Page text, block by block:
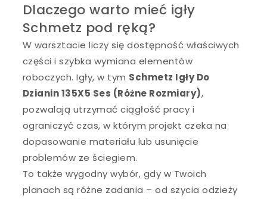
Dlaczego warto mieć igły
Schmetz pod ręką?
W warsztacie liczy się dostępność właściwych
części i szybka wymiana elementów
roboczych. Igły, w tym Schmetz Igły Do
Dzianin 135X5 Ses (Różne Rozmiary),
pozwalają utrzymać ciągłość pracy i
ograniczyć czas, w którym projekt czeka na
dopasowanie materiału lub usunięcie
problemów ze ściegiem.
To także wygodny wybór, gdy w Twoich
planach są różne zadania – od szycia odzieży